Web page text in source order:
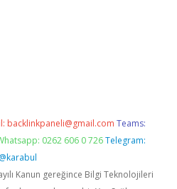
backlinkpaneli@gmail.com Teams:
0262 606 0 726 Telegram:
@karabul
Kanun gereğince Bilgi Teknolojileri